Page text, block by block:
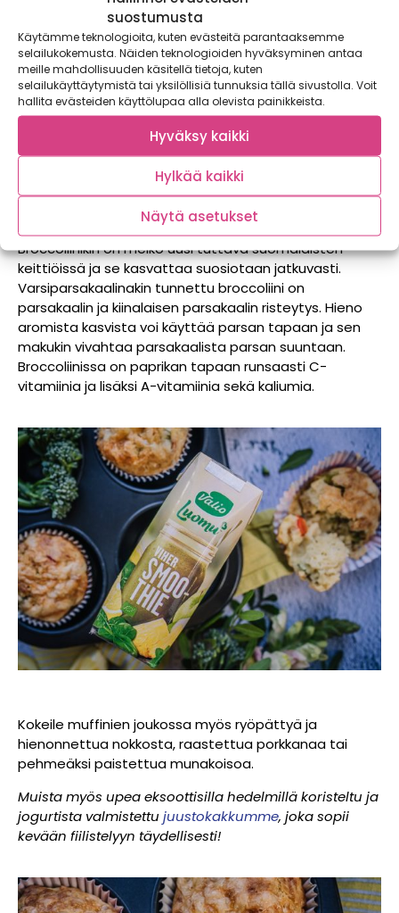
suostumusta
Käytämme teknologioita, kuten evästeitä parantaaksemme
selailukokemusta. Näiden teknologioiden hyväksyminen antaa
meille mahdollisuuden käsitellä tietoja, kuten
selailukäyttäytymistä tai yksilöllisiä tunnuksia tällä sivustolla. Voit
hallita evästeiden käyttölupaa alla olevista painikkeista.
Hyväksy kaikki
Hylkää kaikki
Näytä asetukset
Broccoliinikin on melko uusi tuttava suomalaisten
keittiöissä ja se kasvattaa suosiotaan jatkuvasti.
Varsiparsakaalinakin tunnettu broccoliini on
parsakaalin ja kiinalaisen parsakaalin risteytys. Hieno
aromista kasvista voi käyttää parsan tapaan ja sen
makukin vivahtaa parsakaalista parsan suuntaan.
Broccoliinissa on paprikan tapaan runsaasti C-
vitamiinia ja lisäksi A-vitamiinia sekä kaliumia.
Kokeile muffinien joukossa myös ryöpättyä ja
hienonnettua nokkosta, raastettua porkkanaa tai
pehmeäksi paistettua munakoisoa.
Muista myös upea eksoottisilla hedelmillä koristeltu ja
jogurtista valmistettu juustokakkumme, joka sopii
kevään fiilistelyyn täydellisesti!